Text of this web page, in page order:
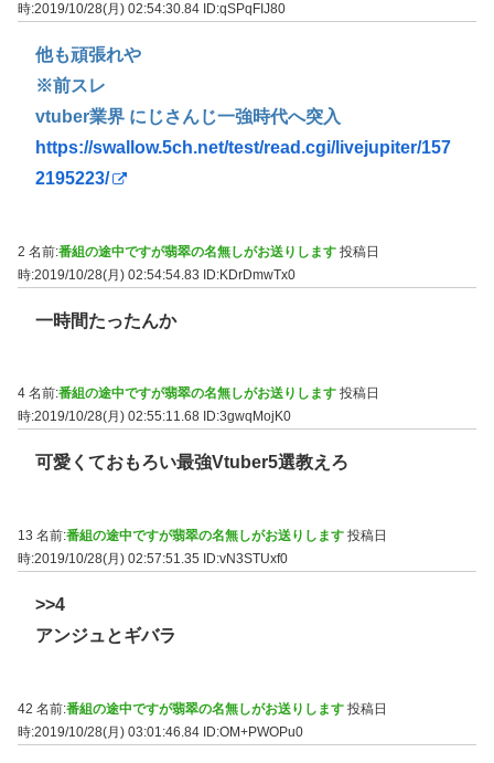
時:2019/10/28(月) 02:54:30.84 ID:qSPqFIJ80
他も頑張れや
※前スレ
vtuber業界 にじさんじ一強時代へ突入
https://swallow.5ch.net/test/read.cgi/livejupiter/157
2195223/
2 名前:番組の途中ですが翡翠の名無しがお送りします 投稿日
時:2019/10/28(月) 02:54:54.83 ID:KDrDmwTx0
一時間たったんか
4 名前:番組の途中ですが翡翠の名無しがお送りします 投稿日
時:2019/10/28(月) 02:55:11.68 ID:3gwqMojK0
可愛くておもろい最強Vtuber5選教えろ
13 名前:番組の途中ですが翡翠の名無しがお送りします 投稿日
時:2019/10/28(月) 02:57:51.35
ID:vN3STUxf0
>>4
アンジュとギバラ
42 名前:番組の途中ですが翡翠の名無しがお送りします 投稿日
時:2019/10/28(月) 03:01:46.84 ID:OM+PWOPu0